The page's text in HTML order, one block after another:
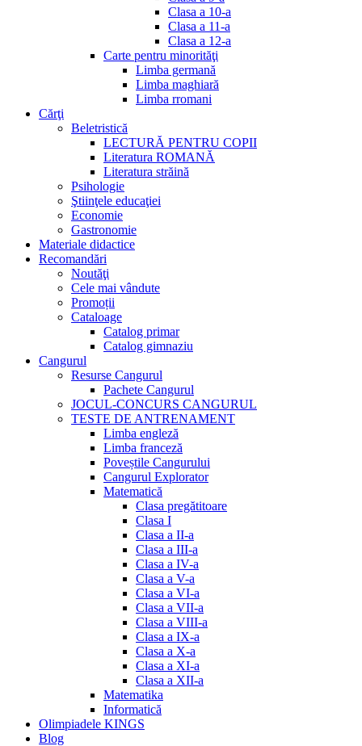
Clasa a 10-a
Clasa a 11-a
Clasa a 12-a
Carte pentru minorităţi
Limba germană
Limba maghiară
Limba rromani
Cărţi
Beletristică
LECTURĂ PENTRU COPII
Literatura ROMANĂ
Literatura străină
Psihologie
Ştiinţele educaţiei
Economie
Gastronomie
Materiale didactice
Recomandări
Noutăţi
Cele mai vândute
Promoții
Cataloage
Catalog primar
Catalog gimnaziu
Cangurul
Resurse Cangurul
Pachete Cangurul
JOCUL-CONCURS CANGURUL
TESTE DE ANTRENAMENT
Limba engleză
Limba franceză
Poveștile Cangurului
Cangurul Explorator
Matematică
Clasa pregătitoare
Clasa I
Clasa a II-a
Clasa a III-a
Clasa a IV-a
Clasa a V-a
Clasa a VI-a
Clasa a VII-a
Clasa a VIII-a
Clasa a IX-a
Clasa a X-a
Clasa a XI-a
Clasa a XII-a
Matematika
Informatică
Olimpiadele KINGS
Blog